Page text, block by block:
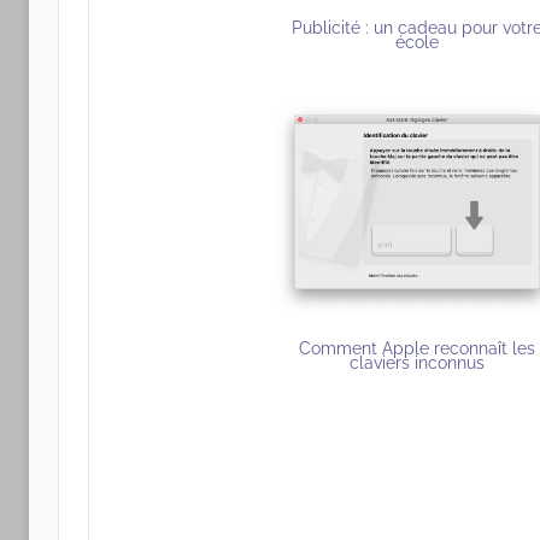
Publicité : un cadeau pour
école
Comment Apple reconnaît les
claviers inconnus